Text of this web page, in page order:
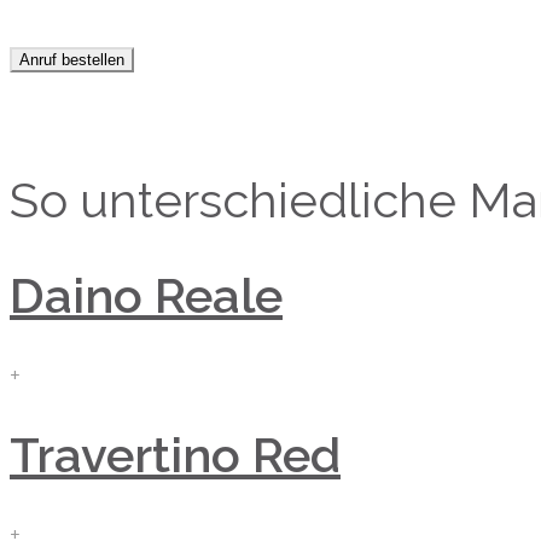
Anruf bestellen
So unterschiedliche
Daino Reale
+
Travertino Red
+